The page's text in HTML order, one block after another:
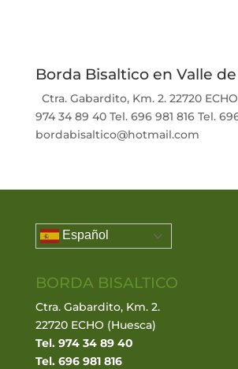
Borda Bisaltico en Valle
Ctra. Gabardito, Km. 2. 22720
974 34 89 40 Tel. 696 981 816 Tel.
bordabisaltico@hotmail.com
Español
BORDA BISALTICO
Ctra. Gabardito, Km. 2.
22720 ECHO (Huesca)
Tel. 974 34 89 40
Tel. 696 981 816